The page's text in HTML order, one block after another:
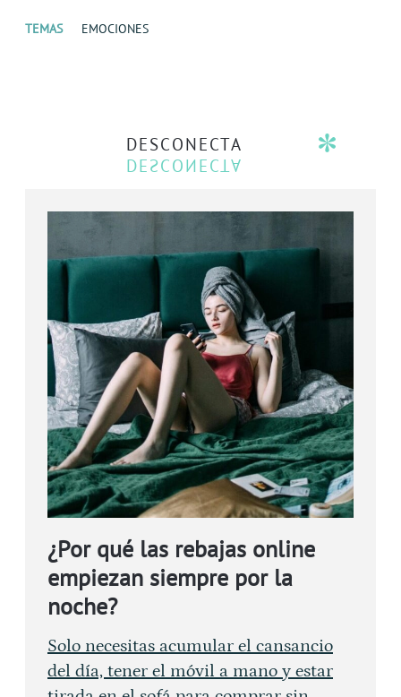
TEMAS EMOCIONES
DESCONECTA
¿Por qué las rebajas online
empiezan siempre por la
noche?
Solo necesitas acumular el cansancio
del día, tener el móvil a mano y estar